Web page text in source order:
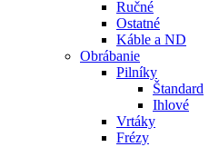
Ručné
Ostatné
Káble a ND
Obrábanie
Pilníky
Štandard
Ihlové
Vrtáky
Frézy